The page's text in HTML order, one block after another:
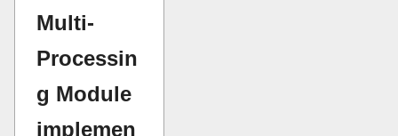
Multi-
Processin
g Module
implemen